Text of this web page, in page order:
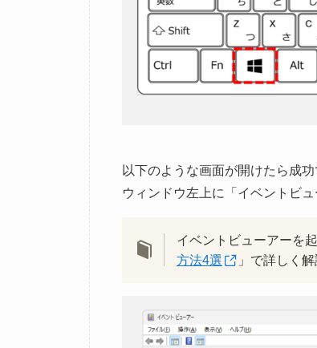
以下のような画面が開けたら成功
ウィンドウ左上に「イベントビ
イベントビューアーを
方法4選
」で詳しく